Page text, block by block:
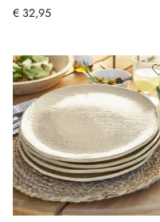
€ 32,95